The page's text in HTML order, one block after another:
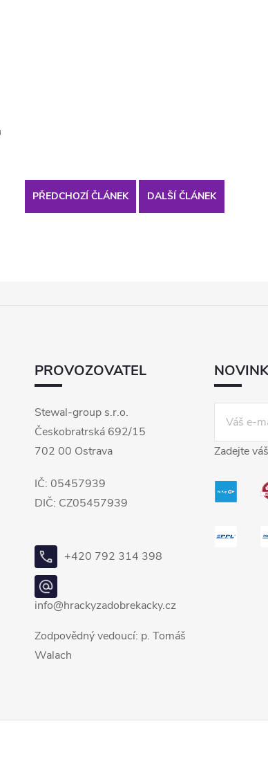
PŘEDCHOZÍ ČLÁNEK DALŠÍ ČLÁNEK
PROVOZOVATEL
Stewal-group s.r.o.
Českobratrská 692/15
702 00 Ostrava
IČ: 05457939
DIČ: CZ05457939
+420 792 314 398
info@hrackyzadobrekacky.cz
Zodpovědný vedoucí: p. Tomáš
Walach
Zadejte